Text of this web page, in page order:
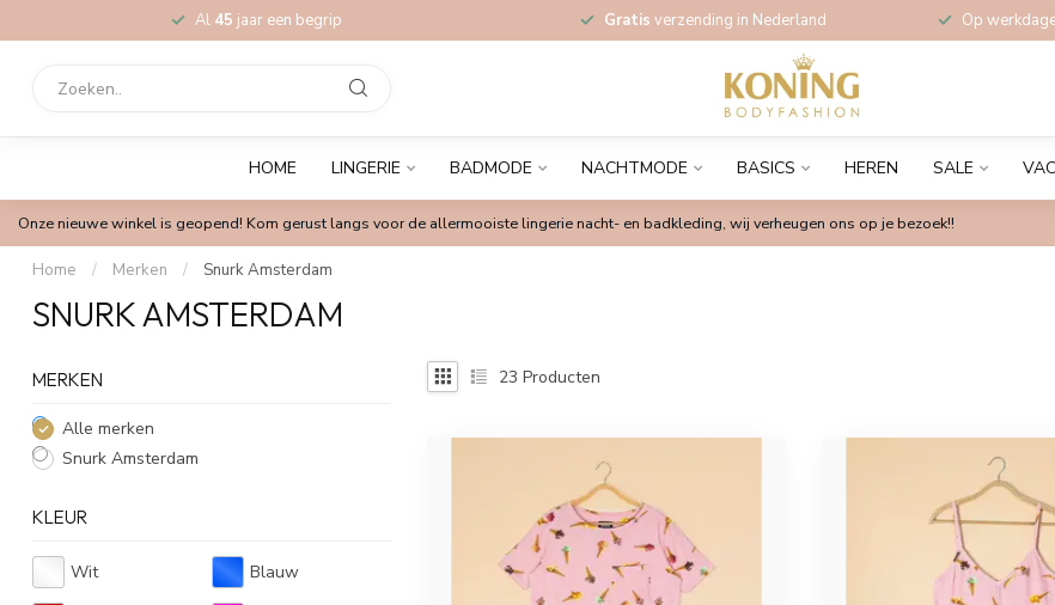
Al 45 jaar een begrip Gratis verzending in Nederland Op
HOME LINGERIE BADMODE NACHTMODE BASICS HEREN SALE
Onze nieuwe winkel is geopend! Kom gerust langs voor de allermooiste lingerie nacht- en badkleding, wij verheugen ons op je bezoek!!
Home / Merken / Snurk Amsterdam
SNURK AMSTERDAM
MERKEN
Alle merken
Snurk Amsterdam
KLEUR
Wit Blauw
23 Producten